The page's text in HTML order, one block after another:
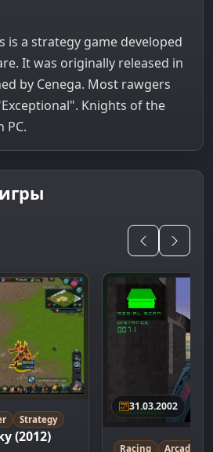
is a strategy game developed
It was originally released in
by Cenega. Most rawgers
Knights of the
PC.
Strategy
(2012)
31.03.2002
Racing Arcade